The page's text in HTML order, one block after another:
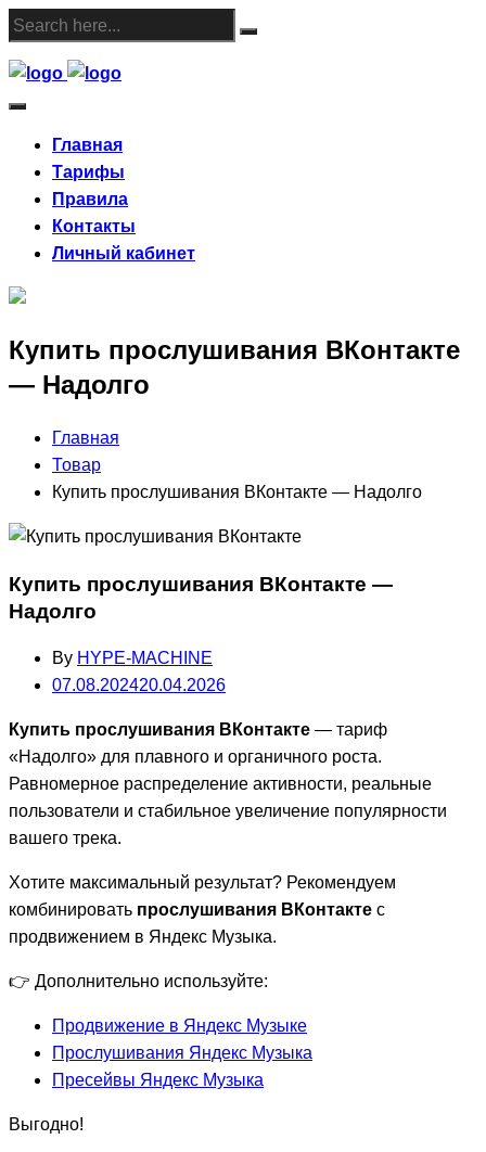
Skip
to
content
Главная
Тарифы
Правила
Контакты
Личный кабинет
Купить прослушивания ВКонтакте
— Надолго
Главная
Товар
Купить прослушивания ВКонтакте — Надолго
Купить прослушивания ВКонтакте —
Надолго
By HYPE-MACHINE
07.08.202420.04.2026
Купить прослушивания ВКонтакте — тариф
«Надолго» для плавного и органичного роста.
Равномерное распределение активности, реальные
пользователи и стабильное увеличение популярности
вашего трека.
Хотите максимальный результат? Рекомендуем
комбинировать прослушивания ВКонтакте с
продвижением в Яндекс Музыка.
👉 Дополнительно используйте:
Продвижение в Яндекс Музыке
Прослушивания Яндекс Музыка
Пресейвы Яндекс Музыка
Выгодно!